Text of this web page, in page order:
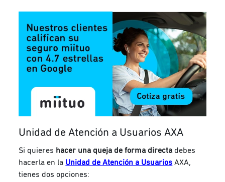
Unidad de Atención a Usuarios AXA
Si quieres hacer una queja de forma directa debes
hacerla en la Unidad de Atención a Usuarios AXA,
tienes dos opciones: